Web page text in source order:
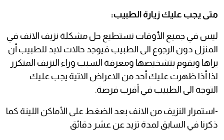
متى يجب عليك زيارة الطبيب:
ليس في جميع الأوقات نستطيع حل مشكلة نزيف الانف في
المنزل دون الرجوع الى الطبيب فيوجد حالات لابد للطبيب أن
يراها ويقوم بتشخيصها ومعرفة السبب وراء النزيف المتكرر
لذا أذا ظهرت عليك أحد من الاعراض الاتية يجب عليك
التوجه الى الطبيب في أقرب فرصة.
-استمرار النزيف من الانف بعد الضغط على الأماكن اللينة كما
ذكرنا في السابق لمدة تزيد عن عشر دقائق